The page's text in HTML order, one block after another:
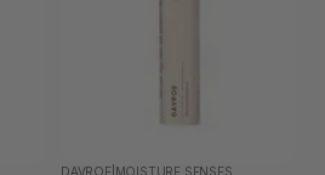
DAVROE MOISTURE SENSES